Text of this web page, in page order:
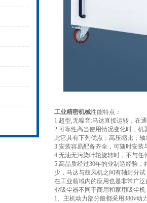
工业精密机械性能特点：
1.超型,无噪音:马达直接运转，在
2.可靠性高当使用情况变化时，
此它具有下列优点：高压缩比；
3.安装容易配备齐全，可随时安
4.无油无污染叶轮旋转时，不与
5.高品质经过30年的业制造经验
少，马达与鼓风机之间有轴封分
在工业领域内的应用也是非常广
业吸尘器不同于商用和家用吸尘
1、主机动力部分般都采用380v动